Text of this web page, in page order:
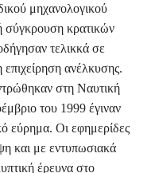
μηχανολογικού
σύγκρουση κρατικών
τελικκά σε
ανέλκυσης.
στη Ναυτική
του 1999 έγιναν
εύρημα. Οι εφημερίδες
και με εντυπωσιακά
έρευνα στο